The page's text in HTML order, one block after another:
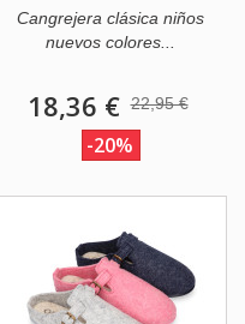
Cangrejera clásica niños
nuevos colores...
18,36 € 22,95 €
-20%